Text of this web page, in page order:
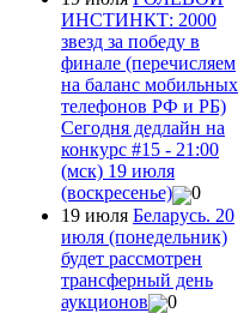
ИНСТИНКТ: 2000
звезд за победу в
финале (перечисляем
на баланс мобильных
телефонов РФ и РБ)
Сегодня дедлайн на
конкурс #15 - 21:00
(мск) 19 июля
(воскресенье)
0
19 июля Беларусь. 20
июля (понедельник)
будет рассмотрен
трансферный день
аукционов
0